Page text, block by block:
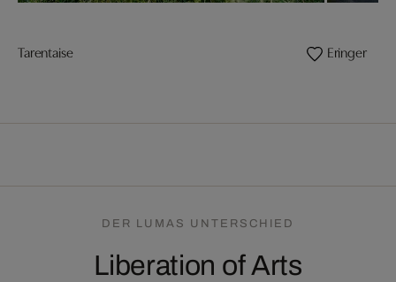
Tarentaise Eringer
DER LUMAS UNTERSCHIED
Liberation of Arts